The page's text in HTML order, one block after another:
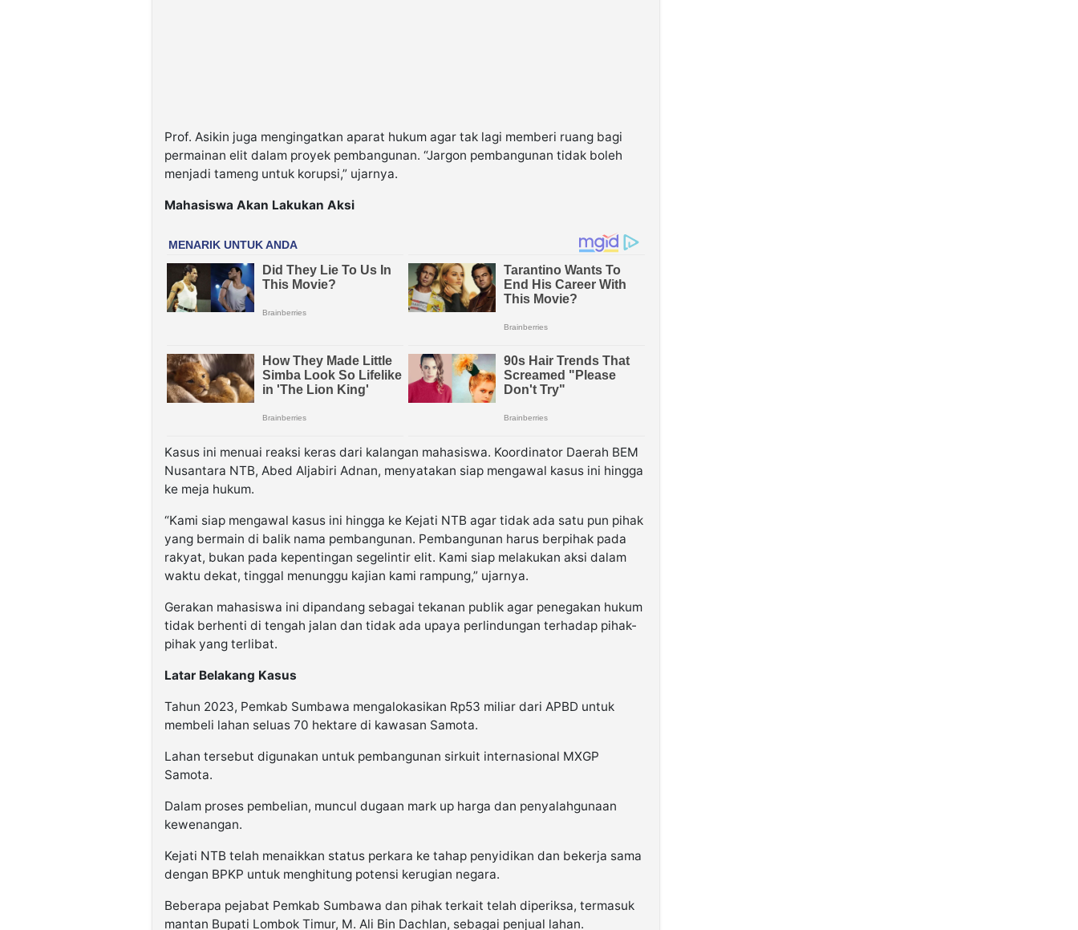
Prof. Asikin juga mengingatkan aparat hukum agar tak lagi memberi ruang bagi
permainan elit dalam proyek pembangunan. “Jargon pembangunan tidak boleh
menjadi tameng untuk korupsi,” ujarnya.
Mahasiswa Akan Lakukan Aksi
Kasus ini menuai reaksi keras dari kalangan mahasiswa. Koordinator Daerah BEM
Nusantara NTB, Abed Aljabiri Adnan, menyatakan siap mengawal kasus ini hingga
ke meja hukum.
“Kami siap mengawal kasus ini hingga ke Kejati NTB agar tidak ada satu pun pihak
yang bermain di balik nama pembangunan. Pembangunan harus berpihak pada
rakyat, bukan pada kepentingan segelintir elit. Kami siap melakukan aksi dalam
waktu dekat, tinggal menunggu kajian kami rampung,” ujarnya.
Gerakan mahasiswa ini dipandang sebagai tekanan publik agar penegakan hukum
tidak berhenti di tengah jalan dan tidak ada upaya perlindungan terhadap pihak-
pihak yang terlibat.
Latar Belakang Kasus
Tahun 2023, Pemkab Sumbawa mengalokasikan Rp53 miliar dari APBD untuk
membeli lahan seluas 70 hektare di kawasan Samota.
Lahan tersebut digunakan untuk pembangunan sirkuit internasional MXGP
Samota.
Dalam proses pembelian, muncul dugaan mark up harga dan penyalahgunaan
kewenangan.
Kejati NTB telah menaikkan status perkara ke tahap penyidikan dan bekerja sama
dengan BPKP untuk menghitung potensi kerugian negara.
Beberapa pejabat Pemkab Sumbawa dan pihak terkait telah diperiksa, termasuk
mantan Bupati Lombok Timur, M. Ali Bin Dachlan, sebagai penjual lahan.